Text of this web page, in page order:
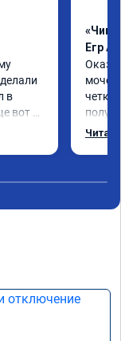
в
вот
год
«Чип
Егр
четко.